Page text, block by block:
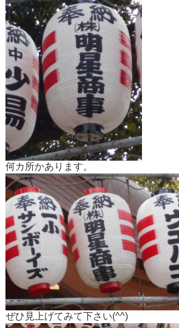
何カ所かあります。
ぜひ見上げてみて下さい(^^)